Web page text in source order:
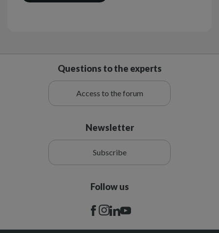
Questions to the experts
Access to the forum
Newsletter
Subscribe
Follow us